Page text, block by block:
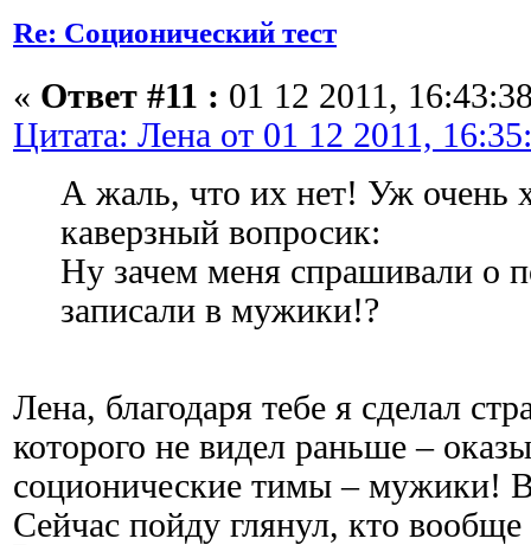
Re: Соционический тест
« Ответ #11 : 01 12 2011,
Цитата: Лена от 01 12 2011,
А жаль, что их нет! Уж очень
каверзный вопросик:
Ну зачем меня спрашивали о
записали в мужики!?
Лена, благодаря тебе я сделал
которого не видел раньше –
соционические тимы – мужики!
Сейчас пойду глянул, кто